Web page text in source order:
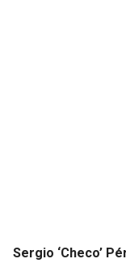
RAMS
ROCKETS
Sergio ‘Checo’